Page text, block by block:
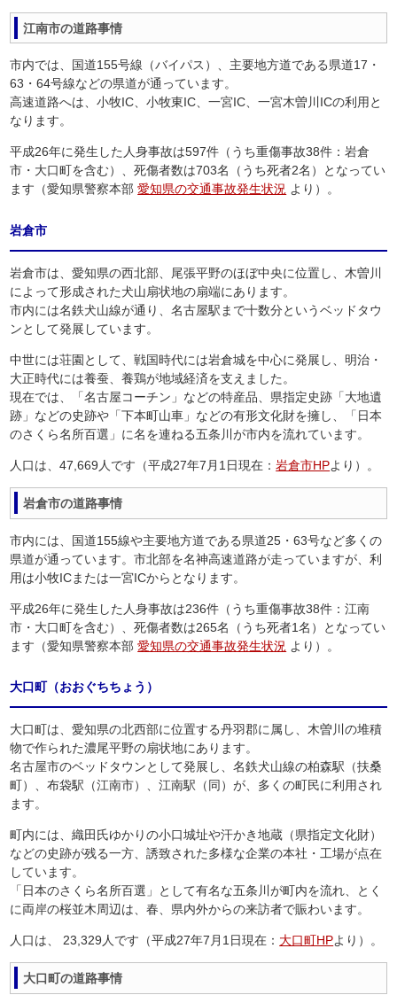
江南市の道路事情
市内では、国道155号線（バイパス）、主要地方道である県道17・
63・64号線などの県道が通っています。
高速道路へは、小牧IC、小牧東IC、一宮IC、一宮木曽川ICの利用と
なります。
平成26年に発生した人身事故は597件（うち重傷事故38件：岩倉
市・大口町を含む）、死傷者数は703名（うち死者2名）となってい
ます（愛知県警察本部愛知県の交通事故発生状況 より）。
岩倉市
岩倉市は、愛知県の西北部、尾張平野のほぼ中央に位置し、木曽川
によって形成された犬山扇状地の扇端にあります。
市内には名鉄犬山線が通り、名古屋駅まで十数分というベッドタウ
ンとして発展しています。
中世には荘園として、戦国時代には岩倉城を中心に発展し、明治・
大正時代には養蚕、養鶏が地域経済を支えました。
現在では、「名古屋コーチン」などの特産品、県指定史跡「大地遺
跡」などの史跡や「下本町山車」などの有形文化財を擁し、「日本
のさくら名所百選」に名を連ねる五条川が市内を流れています。
人口は、47,669人です（平成27年7月1日現在：岩倉市HPより）。
岩倉市の道路事情
市内には、国道155線や主要地方道である県道25・63号など多くの
県道が通っています。市北部を名神高速道路が走っていますが、利
用は小牧ICまたは一宮ICからとなります。
平成26年に発生した人身事故は236件（うち重傷事故38件：江南
市・大口町を含む）、死傷者数は265名（うち死者1名）となってい
ます（愛知県警察本部愛知県の交通事故発生状況 より）。
大口町（おおぐちちょう）
大口町は、愛知県の北西部に位置する丹羽郡に属し、木曽川の堆積
物で作られた濃尾平野の扇状地にあります。
名古屋市のベッドタウンとして発展し、名鉄犬山線の柏森駅（扶桑
町）、布袋駅（江南市）、江南駅（同）が、多くの町民に利用され
ます。
町内には、織田氏ゆかりの小口城址や汗かき地蔵（県指定文化財）
などの史跡が残る一方、誘致された多様な企業の本社・工場が点在
しています。
「日本のさくら名所百選」として有名な五条川が町内を流れ、とく
に両岸の桜並木周辺は、春、県内外からの来訪者で賑わいます。
人口は、 23,329人です（平成27年7月1日現在： 大口町HPより）。
大口町の道路事情